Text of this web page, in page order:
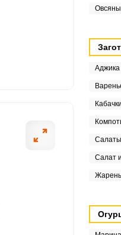
Аджика
Салат